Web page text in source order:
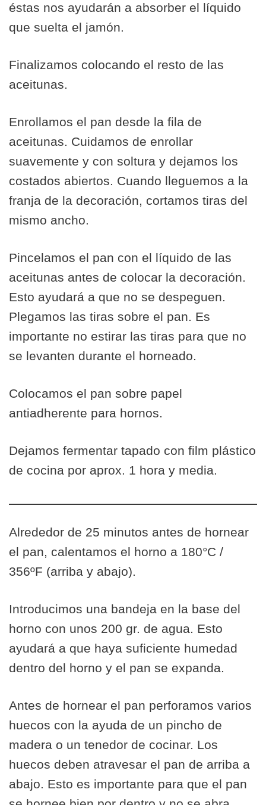
éstas nos ayudarán a absorber el líquido
que suelta el jamón.
Finalizamos colocando el resto de las
aceitunas.
Enrollamos el pan desde la fila de
aceitunas. Cuidamos de enrollar
suavemente y con soltura y dejamos los
costados abiertos. Cuando lleguemos a la
franja de la decoración, cortamos tiras del
mismo ancho.
Pincelamos el pan con el líquido de las
aceitunas antes de colocar la decoración.
Esto ayudará a que no se despeguen.
Plegamos las tiras sobre el pan. Es
importante no estirar las tiras para que no
se levanten durante el horneado.
Colocamos el pan sobre papel
antiadherente para hornos.
Dejamos fermentar tapado con film plástico
de cocina por aprox. 1 hora y media.
Alrededor de 25 minutos antes de hornear
el pan, calentamos el horno a 180°C /
356ºF (arriba y abajo).
Introducimos una bandeja en la base del
horno con unos 200 gr. de agua. Esto
ayudará a que haya suficiente humedad
dentro del horno y el pan se expanda.
Antes de hornear el pan perforamos varios
huecos con la ayuda de un pincho de
madera o un tenedor de cocinar. Los
huecos deben atravesar el pan de arriba a
abajo. Esto es importante para que el pan